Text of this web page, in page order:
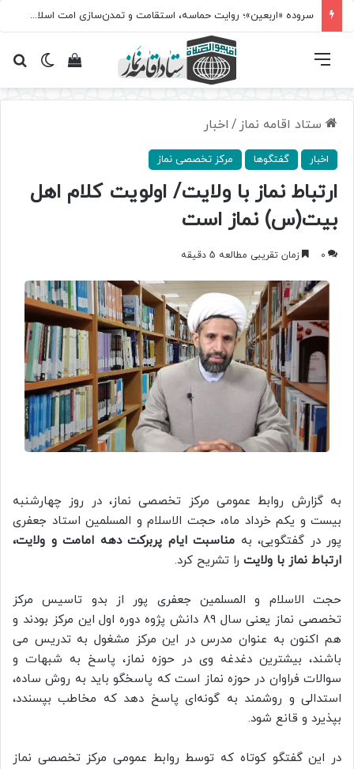
سروده‌ «اربعین»؛ روایت حماسه، استقامت و تمدن‌سازی امت اسلامی
تغییرمشاهده فهرست
ستاد اقامه نماز / اخبار
اخبار گفتگوها مرکز تخصصی نماز
ارتباط نماز با ولایت/ اولویت کلام اهل
بیت(س) نماز است
0 زمان تقریبی مطالعه 5 دقیقه
به گزارش روابط عمومی مرکز تخصصی نماز، در روز چهارشنبه
بیست و یکم خرداد ماه، حجت الاسلام و المسلمین استاد جعفری
پور در گفتگویی، به مناسبت ایام پربرکت دهه امامت و ولایت،
ارتباط نماز با ولایت را تشریح کرد.
حجت الاسلام و المسلمین جعفری پور از بدو تاسیس مرکز
تخصصی نماز یعنی سال ۸۹ دانش پژوه دوره اول این مرکز بودند و
هم اکنون به عنوان مدرس در این مرکز مشغول به تدریس می
باشند، بیشترین دغدغه وی در حوزه نماز، پاسخ به شبهات و
سوالات فراوان در حوزه نماز است که پاسخگو باید به روش ساده،
استدالی و روشمند به گونه‌ای پاسخ دهد که مخاطب بپسندد،
بپذیرد و قانع شود.
در این گفتگو کوتاه که توسط روابط عمومی مرکز تخصصی نماز